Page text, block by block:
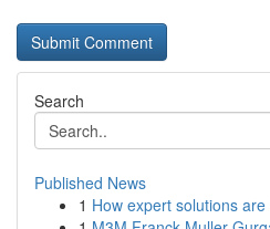
Search
Published News
1 How expert solutions